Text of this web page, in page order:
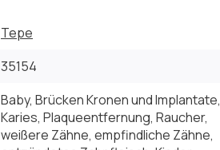
Tepe
35154
Baby, Brücken Kronen und Implantate,
Karies, Plaqueentfernung, Raucher,
weißere Zähne, empfindliche Zähne,